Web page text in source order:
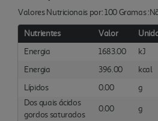
Valores Nutricionais por: 100 Gramas
Nutrientes Valor
Energia
1683.00
kJ
Energia
396.00
kcal
Lípidos
0.00
g
Dos quais ácidos
gordos saturados
0.00
g